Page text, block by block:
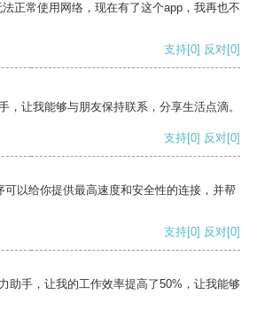
正常使用网络，现在有了这个app，我再也不
支持[0] 反对[0]
，让我能够与朋友保持联系，分享生活点滴。
支持[0] 反对[0]
以给你提供最高速度和安全性的连接，并帮
支持[0] 反对[0]
助手，让我的工作效率提高了50%，让我能够